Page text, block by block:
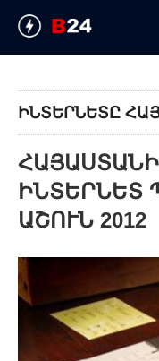
ԻՆՏԵՐՆԵՏԸ
ԻՆՏԵՐՆԵՏ
ԱՇՈՒՆ 2012